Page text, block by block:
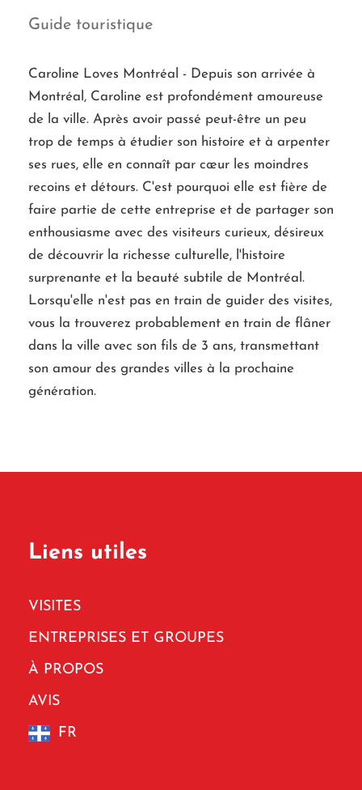
Guide touristique
Caroline Loves Montréal - Depuis son arrivée à
Montréal, Caroline est profondément amoureuse
de la ville. Après avoir passé peut-être un peu
trop de temps à étudier son histoire et à arpenter
ses rues, elle en connaît par cœur les moindres
recoins et détours. C'est pourquoi elle est fière de
faire partie de cette entreprise et de partager son
enthousiasme avec des visiteurs curieux, désireux
de découvrir la richesse culturelle, l'histoire
surprenante et la beauté subtile de Montréal.
Lorsqu'elle n'est pas en train de guider des visites,
vous la trouverez probablement en train de flâner
dans la ville avec son fils de 3 ans, transmettant
son amour des grandes villes à la prochaine
génération.
Liens utiles
VISITES
ENTREPRISES ET GROUPES
À PROPOS
AVIS
FR